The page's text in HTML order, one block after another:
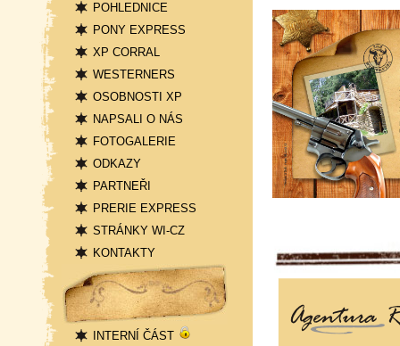
POHLEDNICE
PONY EXPRESS
XP CORRAL
WESTERNERS
OSOBNOSTI XP
NAPSALI O NÁS
FOTOGALERIE
ODKAZY
PARTNEŘI
PRERIE EXPRESS
STRÁNKY WI-CZ
KONTAKTY
Přihlášení
INTERNÍ ČÁST